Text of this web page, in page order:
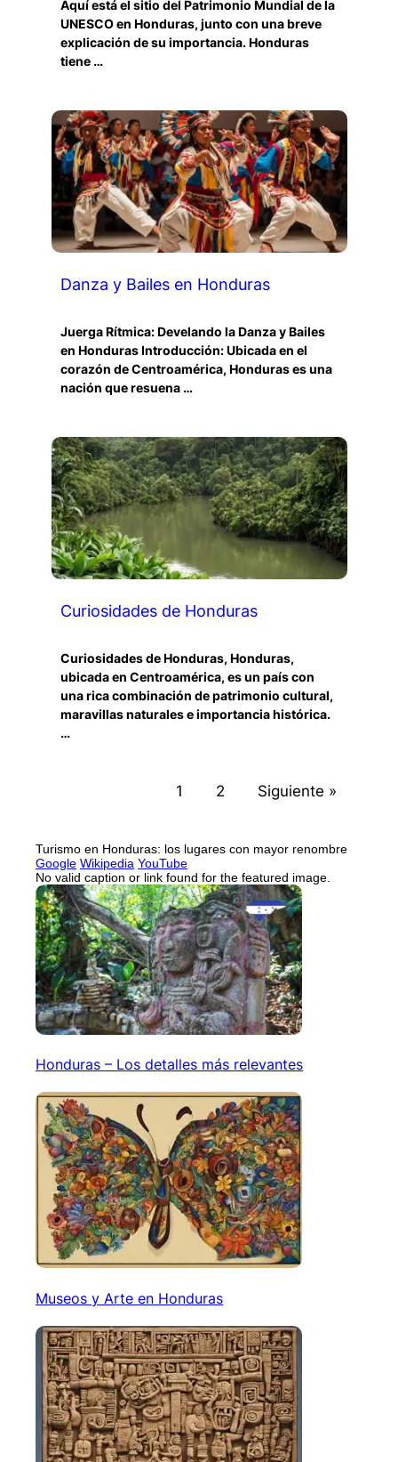
Aquí está el sitio del Patrimonio Mundial de la
UNESCO en Honduras, junto con una breve
explicación de su importancia. Honduras
tiene …
Danza y Bailes en Honduras
Juerga Rítmica: Develando la Danza y Bailes
en Honduras Introducción: Ubicada en el
corazón de Centroamérica, Honduras es una
nación que resuena …
Curiosidades de Honduras
Curiosidades de Honduras, Honduras,
ubicada en Centroamérica, es un país con
una rica combinación de patrimonio cultural,
maravillas naturales e importancia histórica.
…
1 2 Siguiente »
Turismo en Honduras: los lugares con mayor renombre
Google Wikipedia YouTube
No valid caption or link found for the featured image.
Honduras – Los detalles más relevantes
Museos y Arte en Honduras